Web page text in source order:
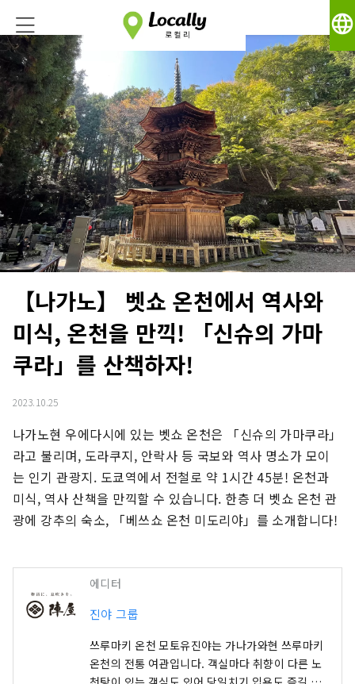
language
【나가노】 벳쇼 온천에서 역사와
미식, 온천을 만끽! 「신슈의 가마
쿠라」를 산책하자!
2023.10.25
나가노현 우에다시에 있는 벳쇼 온천은 「신슈의 가마쿠라」
라고 불리며, 도라쿠지, 안락사 등 국보와 역사 명소가 모이
는 인기 관광지. 도쿄역에서 전철로 약 1시간 45분! 온천과
미식, 역사 산책을 만끽할 수 있습니다. 한층 더 벳쇼 온천 관
광에 강추의 숙소, 「베쓰쇼 온천 미도리야」를 소개합니다!
에디터
진야 그룹
쓰루마키 온천 모토유진야는 가나가와현 쓰루마키
온천의 전통 여관입니다. 객실마다 취향이 다른 노